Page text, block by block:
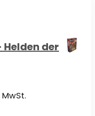
Helden der
MwSt.